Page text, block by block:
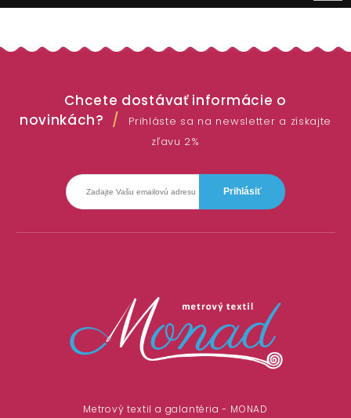
Chcete dostávať informácie o
novinkách?
Prihláste sa na newsletter a získajte
zľavu 2%
Metrový textil a galantéria - MONAD